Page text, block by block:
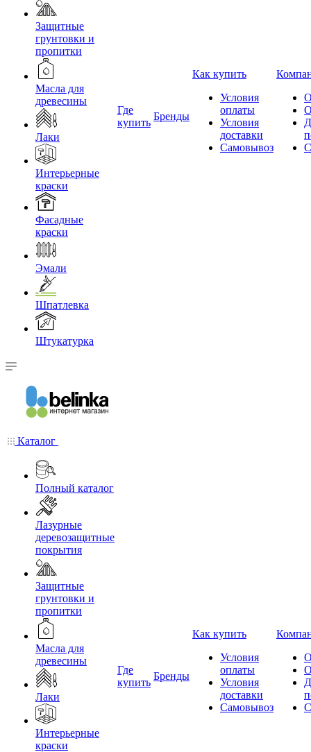
Защитные
грунтовки и
пропитки
Масла для
древесины
Лаки
Интерьерные
краски
Фасадные
краски
Эмали
Шпатлевка
Штукатурка
Где
купить
Бренды
Как купить
Условия
оплаты
Условия
доставки
Самовывоз
Каталог
Полный каталог
Лазурные
деревозащитные
покрытия
Защитные
грунтовки и
пропитки
Масла для
древесины
Лаки
Интерьерные
краски
Где
купить
Бренды
Как купить
Условия
оплаты
Условия
доставки
Самовывоз